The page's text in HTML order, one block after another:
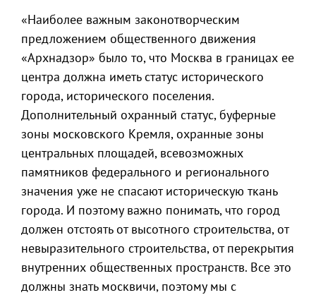
«Наиболее важным законотворческим
предложением общественного движения
«Архнадзор» было то, что Москва в границах ее
центра должна иметь статус исторического
города, исторического поселения.
Дополнительный охранный статус, буферные
зоны московского Кремля, охранные зоны
центральных площадей, всевозможных
памятников федерального и регионального
значения уже не спасают историческую ткань
города. И поэтому важно понимать, что город
должен отстоять от высотного строительства, от
невыразительного строительства, от перекрытия
внутренних общественных пространств. Все это
должны знать москвичи, поэтому мы с